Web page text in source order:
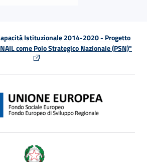
Istituzionale 2014-2020 - Progetto
come Polo Strategico Nazionale (PSN)"